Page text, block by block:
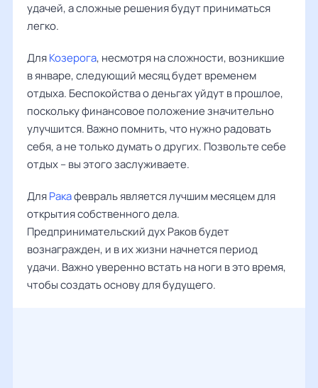
удачей, а сложные решения будут приниматься
легко.
ДляКозерога, несмотря на сложности, возникшие
в январе, следующий месяц будет временем
отдыха. Беспокойства о деньгах уйдут в прошлое,
поскольку финансовое положение значительно
улучшится. Важно помнить, что нужно радовать
себя, а не только думать о других. Позвольте себе
отдых – вы этого заслуживаете.
ДляРакафевраль является лучшим месяцем для
открытия собственного дела.
Предпринимательский дух Раков будет
вознагражден, и в их жизни начнется период
удачи. Важно уверенно встать на ноги в это время,
чтобы создать основу для будущего.